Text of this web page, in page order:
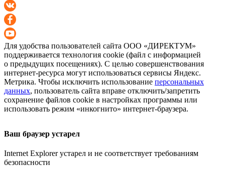
Для удобства пользователей сайта ООО «ДИРЕКТУМ»
поддерживается технология cookie (файл с информацией
о предыдущих посещениях). С целью совершенствования
интернет-ресурса могут использоваться сервисы Яндекс.
Метрика. Чтобы исключить использование персональных
данных, пользователь сайта вправе отключить/запретить
сохранение файлов cookie в настройках программы или
использовать режим «инкогнито» интернет-браузера.
Ваш браузер устарел
Internet Explorer устарел и не соответствует требованиям
безопасности